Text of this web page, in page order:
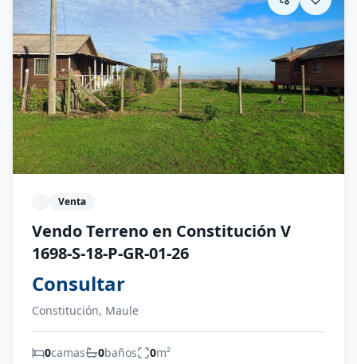
Venta
Vendo Terreno en Constitución V
1698-S-18-P-GR-01-26
Consultar
Constitución, Maule
0camas 0baños 0m²